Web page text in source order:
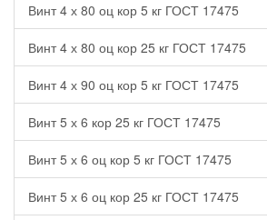
Винт 4 х 80 оц кор 5 кг ГОСТ 17475
Винт 4 х 80 оц кор 25 кг ГОСТ 17475
Винт 4 х 90 оц кор 5 кг ГОСТ 17475
Винт 5 х 6 кор 25 кг ГОСТ 17475
Винт 5 х 6 оц кор 5 кг ГОСТ 17475
Винт 5 х 6 оц кор 25 кг ГОСТ 17475